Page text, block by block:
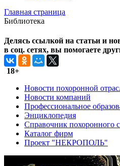
Главная страница
Библиотека
Делясь ссылкой на статьи и
в соц. сетях, вы помогаете
18+
Новости похоронной
Новости компаний
Профессиональное
Энциклопедия
Справочник похоронного
Каталог фирм
Проект "НЕКРОПОЛЬ"